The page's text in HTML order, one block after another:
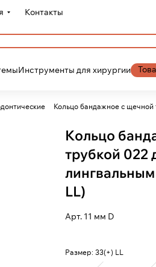
Контакты
Инструменты для хирургии
Кольцо бандажное с щечной
Кольцо
трубкой 022
LL)
Арт. 11 мм D
Размер:33(+) LL